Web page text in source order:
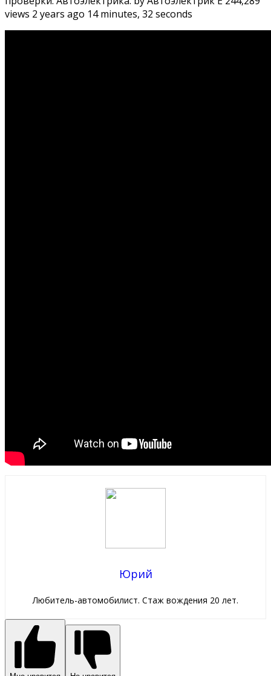
views 2 years ago 14 minutes, 32 seconds
Юрий
Любитель-автомобилист. Стаж вождения 20 лет.